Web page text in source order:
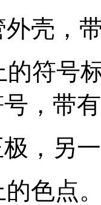
壳，
符号
，带
，另
色点